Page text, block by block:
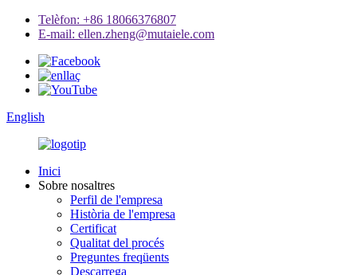
Telèfon: +86 18066376807
E-mail: ellen.zheng@mutaiele.com
English
Inici
Sobre nosaltres
Perfil de l'empresa
Història de l'empresa
Certificat
Qualitat del procés
Preguntes freqüents
Descarrega